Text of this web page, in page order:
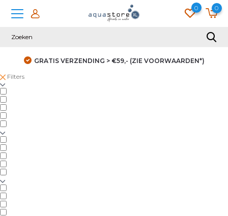
0 0
GRATIS VERZENDING > €59,- (ZIE VOORWAARDEN*)
Filters